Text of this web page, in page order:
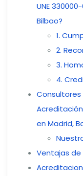
UNE
Bilbao?
1.
2.
3.
4.
Consultores
Acreditación
en Madrid,
Ventajas de